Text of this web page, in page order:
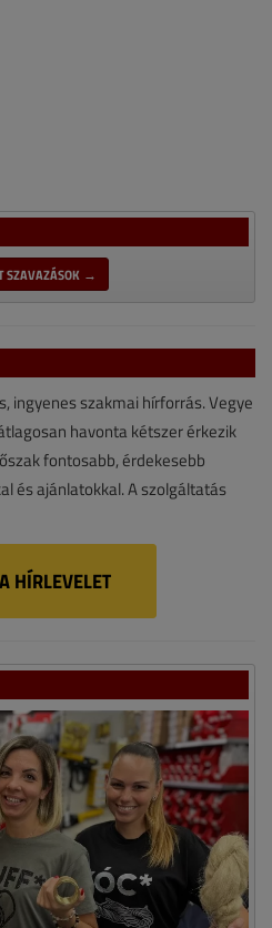
SZAVAZÁSOK →
ingyenes szakmai hírforrás. Vegye
havonta kétszer érkezik
fontosabb, érdekesebb
és ajánlatokkal. A szolgáltatás
HÍRLEVELET